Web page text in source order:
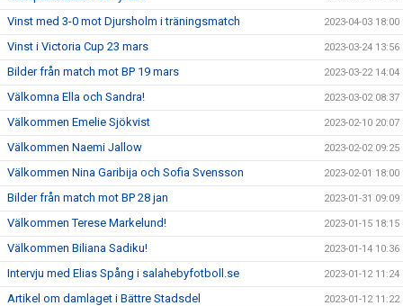
Vinst med 3-0 mot Djursholm i träningsmatch 2023-04-03 18:00
Vinst i Victoria Cup 23 mars 2023-03-24 13:56
Bilder från match mot BP 19 mars 2023-03-22 14:04
Välkomna Ella och Sandra! 2023-03-02 08:37
Välkommen Emelie Sjökvist 2023-02-10 20:07
Välkommen Naemi Jallow 2023-02-02 09:25
Välkommen Nina Garibija och Sofia Svensson 2023-02-01 18:00
Bilder från match mot BP 28 jan 2023-01-31 09:09
Välkommen Terese Markelund! 2023-01-15 18:15
Välkommen Biliana Sadiku! 2023-01-14 10:36
Intervju med Elias Spång i salahebyfotboll.se 2023-01-12 11:24
Artikel om damlaget i Bättre Stadsdel 2023-01-12 11:22